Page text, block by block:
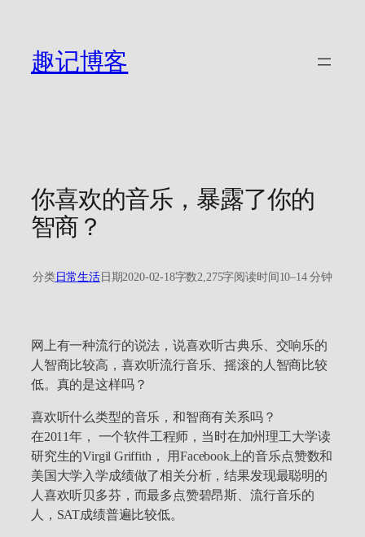
趣记博客
你喜欢的音乐，暴露了你的
智商？
分类日常生活日期2020-02-18字数2,275字阅读时间 10–14 分钟
网上有一种流行的说法，说喜欢听古典乐、交响乐的
人智商比较高，喜欢听流行音乐、摇滚的人智商比较
低。真的是这样吗？
喜欢听什么类型的音乐，和智商有关系吗？
在2011年， 一个软件工程师，当时在加州理工大学读
研究生的Virgil Griffith， 用Facebook上的音乐点赞数和
美国大学入学成绩做了相关分析，结果发现最聪明的
人喜欢听贝多芬，而最多点赞碧昂斯、流行音乐的
人，SAT成绩普遍比较低。